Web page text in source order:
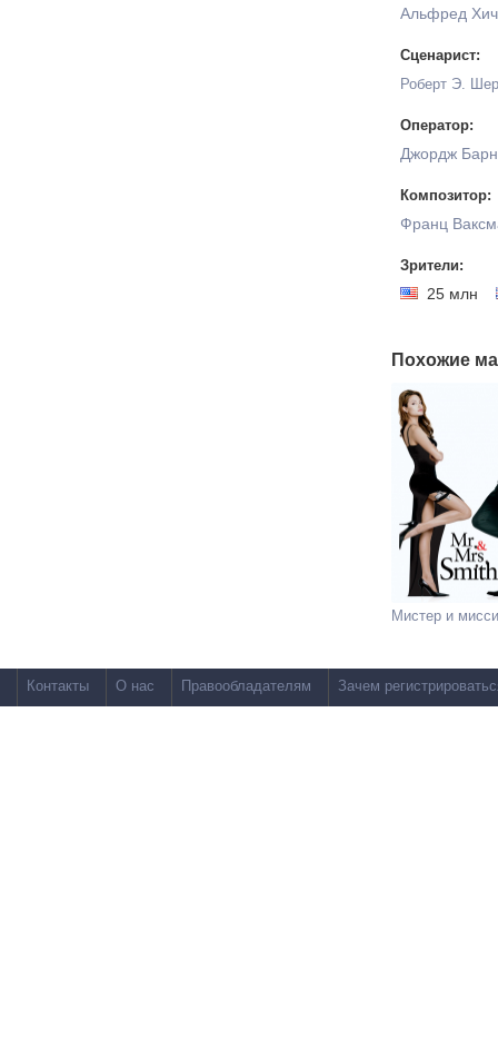
Альфред
Сценарист:
Роберт Э.
Оператор:
Джордж
Композитор:
Франц
Зрители:
25 млн
Похожие
Мистер и
Контакты О нас Правообладателям Зачем